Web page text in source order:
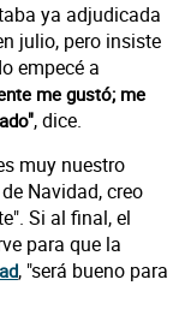
ya adjudicada
julio, pero insiste
empecé a
me gustó; me
, dice.
muy nuestro
Navidad, creo
Si al final, el
para que la
, "será bueno para